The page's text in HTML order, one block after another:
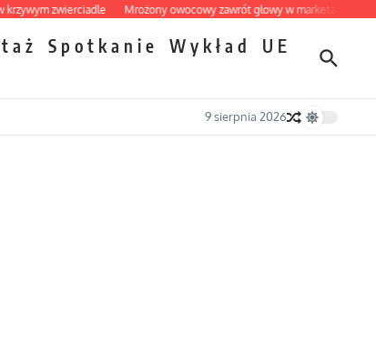
zwierciadle Mrożony owocowy zawrót głowy w marketach
Spotkanie Wykład
UE
9 sierpnia 2026